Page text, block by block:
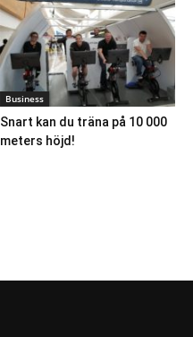
Business
Snart kan du träna på 10 000
meters höjd!